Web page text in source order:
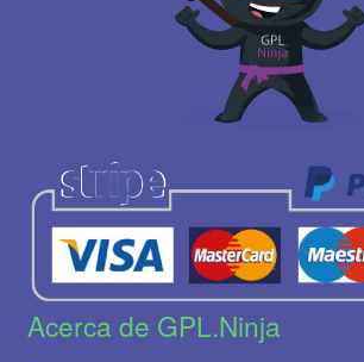
Acerca de GPL.Ninja